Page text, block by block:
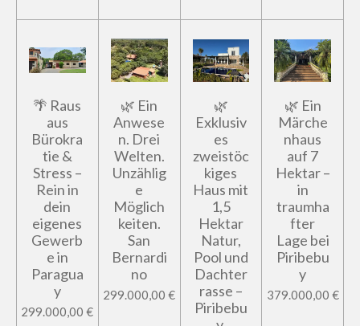
🌴 Raus
aus
Bürokra
tie &
Stress –
Rein in
dein
eigenes
Gewerb
e in
Paragua
y
299.000,00 €
🌿 Ein
Anwese
n. Drei
Welten.
Unzählig
e
Möglich
keiten.
San
Bernardi
no
299.000,00 €
🌿
Exklusiv
es
zweistöc
kiges
Haus mit
1,5
Hektar
Natur,
Pool und
Dachter
rasse –
Piribebu
🌿 Ein
Märche
nhaus
auf 7
Hektar –
in
traumha
fter
Lage bei
Piribebu
y
379.000,00 €